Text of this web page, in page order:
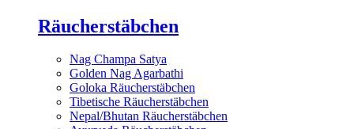
Räucherstäbchen
Nag Champa Satya
Golden Nag Agarbathi
Goloka Räucherstäbchen
Tibetische Räucherstäbchen
Nepal/Bhutan Räucherstäbchen